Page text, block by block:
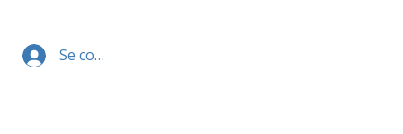
Se connecter